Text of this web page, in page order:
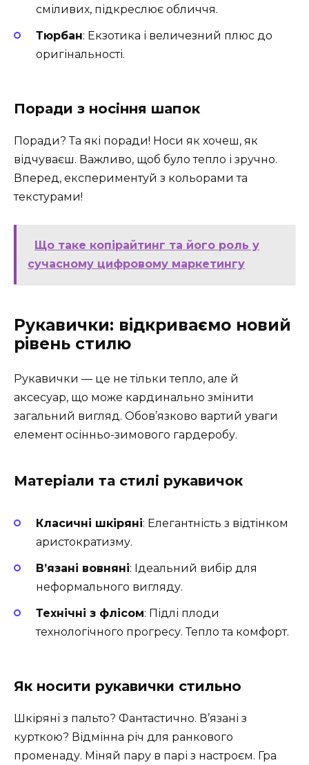
сміливих, підкреслює обличчя.
Тюрбан: Екзотика і величезний плюс до
оригінальності.
Поради з носіння шапок
Поради? Та які поради! Носи як хочеш, як
відчуваєш. Важливо, щоб було тепло і зручно.
Вперед, експериментуй з кольорами та
текстурами!
Що таке копірайтинг та його роль у
сучасному цифровому маркетингу
Рукавички: відкриваємо новий
рівень стилю
Рукавички — це не тільки тепло, але й
аксесуар, що може кардинально змінити
загальний вигляд. Обов’язково вартий уваги
елемент осінньо-зимового гардеробу.
Матеріали та стилі рукавичок
Класичні шкіряні: Елегантність з відтінком
аристократизму.
В’язані вовняні: Ідеальний вибір для
неформального вигляду.
Технічні з флісом: Підлі плоди
технологічного прогресу. Тепло та комфорт.
Як носити рукавички стильно
Шкіряні з пальто? Фантастично. В’язані з
курткою? Відмінна річ для ранкового
променаду. Міняй пару в парі з настроєм. Гра